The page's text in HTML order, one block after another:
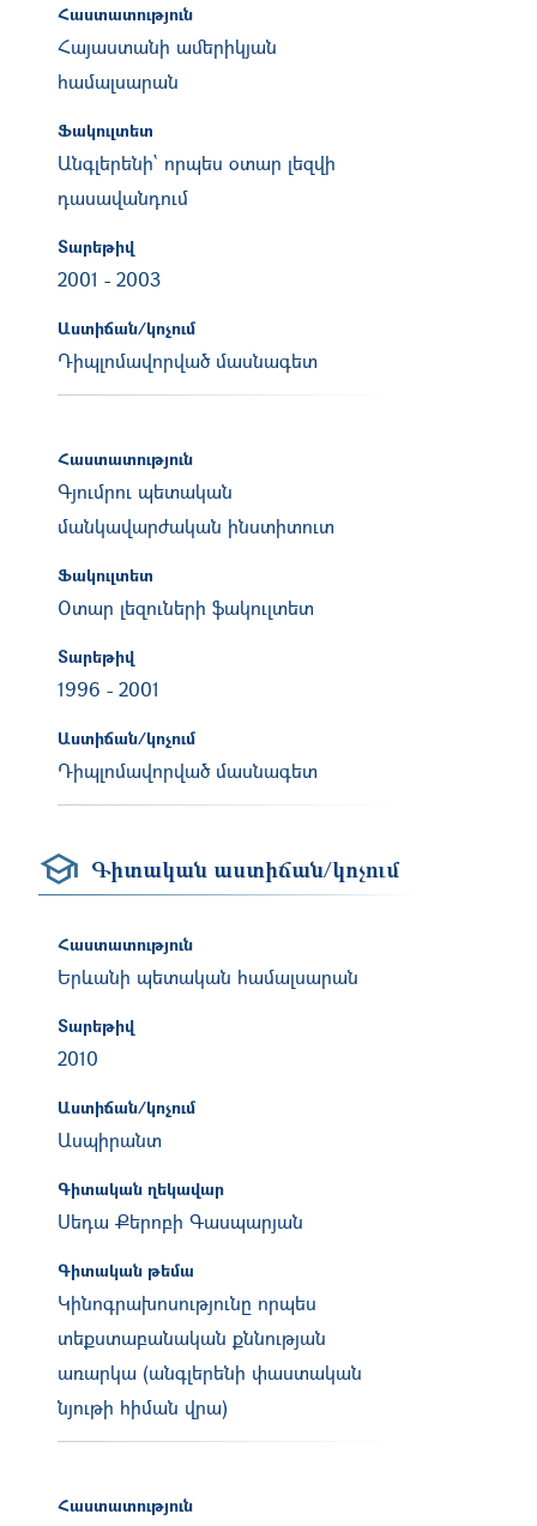
Հաստատություն
Հայաստանի ամերիկյան
համալսարան
Ֆակուլտետ
Անգլերենի` որպես օտար լեզվի
դասավանդում
Տարեթիվ
2001 - 2003
Աստիճան/կոչում
Դիպլոմավորված մասնագետ
Հաստատություն
Գյումրու պետական
մանկավարժական ինստիտուտ
Ֆակուլտետ
Oտար լեզուների ֆակուլտետ
Տարեթիվ
1996 - 2001
Աստիճան/կոչում
Դիպլոմավորված մասնագետ
Գիտական աստիճան/կոչում
Հաստատություն
Երևանի պետական համալսարան
Տարեթիվ
2010
Աստիճան/կոչում
Ասպիրանտ
Գիտական ղեկավար
Սեդա Քերոբի Գասպարյան
Գիտական թեմա
Կինոգրախոսությունը որպես
տեքստաբանական քննության
առարկա (անգլերենի փաստական
նյութի հիման վրա)
Հաստատություն